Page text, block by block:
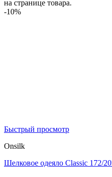
на странице товара.
-10%
Быстрый просмотр
Onsilk
Шелковое одеяло Classic 172/